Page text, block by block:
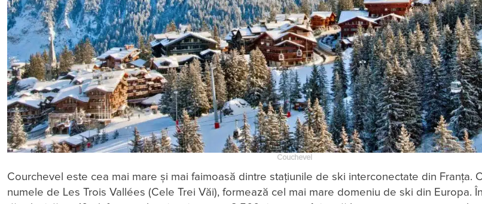
Couchevel
Courchevel este cea mai mare și mai faimoasă dintre stațiunile de ski interconectate din Franţa.
numele de Les Trois Vallées (Cele Trei Văi), formează cel mai mare domeniu de ski din Europa.